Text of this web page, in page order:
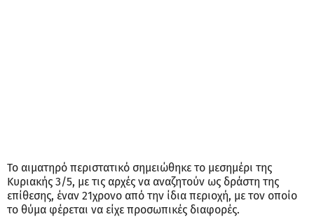
Το αιματηρό περιστατικό σημειώθηκε το μεσημέρι της
Κυριακής 3/5, με τις αρχές να αναζητούν ως δράστη της
επίθεσης, έναν 21χρονο από την ίδια περιοχή, με τον οποίο
το θύμα φέρεται να είχε προσωπικές διαφορές.